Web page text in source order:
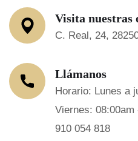
Visita nuestras
C. Real, 24,
Llámanos
Horario: Lunes a
Viernes: 08:00am
910 054 818